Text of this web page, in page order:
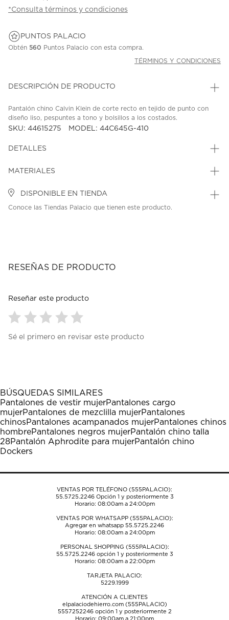
*Consulta términos y condiciones
PUNTOS PALACIO
Obtén 560 Puntos Palacio con esta compra.
TÉRMINOS Y CONDICIONES
DESCRIPCIÓN DE PRODUCTO
Pantalón chino Calvin Klein de corte recto en tejido de punto con
diseño liso, pespuntes a tono y bolsillos a los costados.
SKU: 44615275 MODEL: 44C645G-410
DETALLES
MATERIALES
DISPONIBLE EN TIENDA
Conoce las Tiendas Palacio que tienen este producto.
RESEÑAS DE PRODUCTO
Reseñar este producto
para
1
estrella
Esta
acción
abrirá
el
formulario
de
para
estrellas.
Esta
acción
abrirá
el
formulario
de
para
estrellas.
Esta
acción
abrirá
el
formulario
para
estrellas.
Esta
acción
abrirá
el
formulario
para
estrellas.
Esta
acción
abrirá
el
formulario
Sé el primero en revisar este producto
BÚSQUEDAS SIMILARES
Pantalones de vestir mujerPantalones cargo
mujerPantalones de mezclilla mujerPantalones
chinosPantalones acampanados mujerPantalones chinos
hombrePantalones negros mujerPantalón chino talla
28Pantalón Aphrodite para mujerPantalón chino
Dockers
VENTAS POR TELÉFONO (555PALACIO):
55.5725.2246Opción 1 y posteriormente 3
Horario: 08:00am a 24:00pm
VENTAS POR WHATSAPP (555PALACIO):
Agregar en whatsapp 55.5725.2246
Horario: 08:00am a 24:00pm
PERSONAL SHOPPING (555PALACIO):
55.5725.2246opción 1 y posteriormente 3
Horario: 08:00am a 22:00pm
TARJETA PALACIO:
5229.1999
ATENCIÓN A CLIENTES
elpalaciodehierro.com (555PALACIO)
5557252246opción 1 y posteriormente 2
Horario: 09:00am a 21:00pm